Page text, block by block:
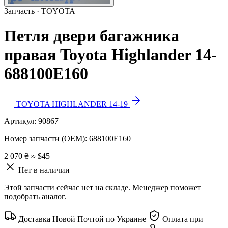
Запчасть · TOYOTA
Петля двери багажника
правая Toyota Highlander 14-
688100E160
TOYOTA HIGHLANDER 14-19
Артикул: 90867
Номер запчасти (OEM): 688100E160
2 070 ₴ ≈ $45
Нет в наличии
Этой запчасти сейчас нет на складе. Менеджер поможет
подобрать аналог.
Доставка Новой Почтой по Украине
Оплата при